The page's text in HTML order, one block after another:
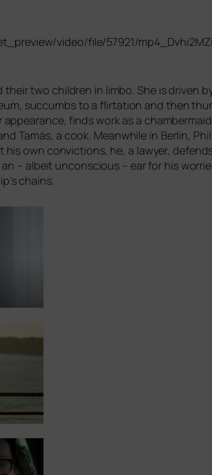
video/file/57921/
their two child­ren in lim­bo. She is dri­ven
suc­cumbs to a flir­ta­ti­on and then
finds work as a
Tamás, a cook. Meanwhile in Berlin,
his own con­vic­tions, he, a lawy­er,
– albeit uncon­scious – ear for his
chains.